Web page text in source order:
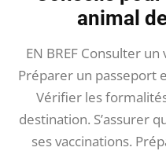
animal
EN BREF Consulter
Préparer un passeport
Vérifier les
destination. S’assurer
ses vaccinations.